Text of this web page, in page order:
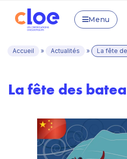
Menu
Accueil » Actualités » La fête
La fête des